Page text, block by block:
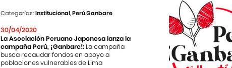
Categorías:Institucional, Perú Ganbare
30/04/2020
La Asociación Peruano Japonesa lanza la
campaña Perú, ¡Ganbare!: La campaña
busca recaudar fondos en apoyo a
poblaciones vulnerables de Lima